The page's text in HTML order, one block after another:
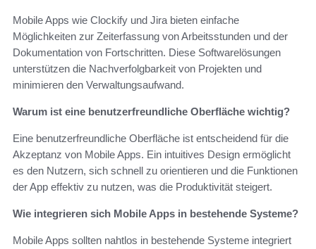
Mobile Apps wie Clockify und Jira bieten einfache
Möglichkeiten zur Zeiterfassung von Arbeitsstunden und der
Dokumentation von Fortschritten. Diese Softwarelösungen
unterstützen die Nachverfolgbarkeit von Projekten und
minimieren den Verwaltungsaufwand.
Warum ist eine benutzerfreundliche Oberfläche wichtig?
Eine benutzerfreundliche Oberfläche ist entscheidend für die
Akzeptanz von Mobile Apps. Ein intuitives Design ermöglicht
es den Nutzern, sich schnell zu orientieren und die Funktionen
der App effektiv zu nutzen, was die Produktivität steigert.
Wie integrieren sich Mobile Apps in bestehende Systeme?
Mobile Apps sollten nahtlos in bestehende Systeme integriert